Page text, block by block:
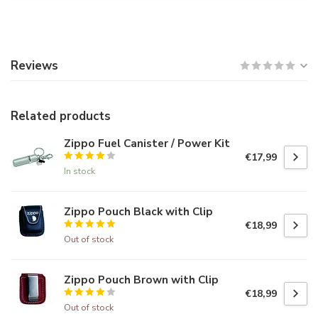
Reviews
Related products
Zippo Fuel Canister / Power Kit
In stock
€17,99
Zippo Pouch Black with Clip
Out of stock
€18,99
Zippo Pouch Brown with Clip
Out of stock
€18,99